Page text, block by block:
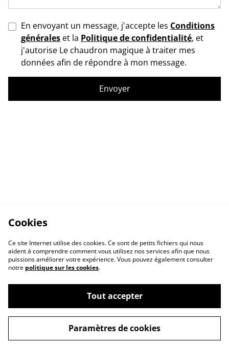
En envoyant un message, j'accepte les Conditions
générales et la Politique de confidentialité, et
j'autorise Le chaudron magique à traiter mes
données afin de répondre à mon message.
Envoyer
Contact Us
Legal Terms
Privacy Policy
Cookie Policy
Cookies
Ce site Internet utilise des cookies. Ce sont de petits fichiers qui nous
aident à comprendre comment vous utilisez nos services afin que nous
puissions améliorer votre expérience. Vous pouvez également consulter
notre politique sur les cookies.
Tout accepter
Paramètres de cookies